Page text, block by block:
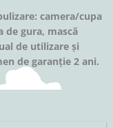
camera/cupa
de gura, mască
de utilizare și
de garanție 2 ani.